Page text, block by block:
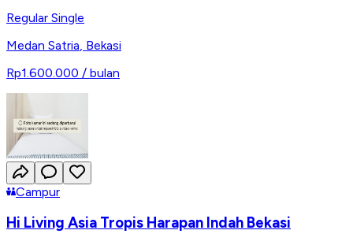
Regular Single
Medan Satria Bekasi
Rp1.600.000 / bulan
Campur
Hi Living Asia Tropis Harapan Indah Bekasi